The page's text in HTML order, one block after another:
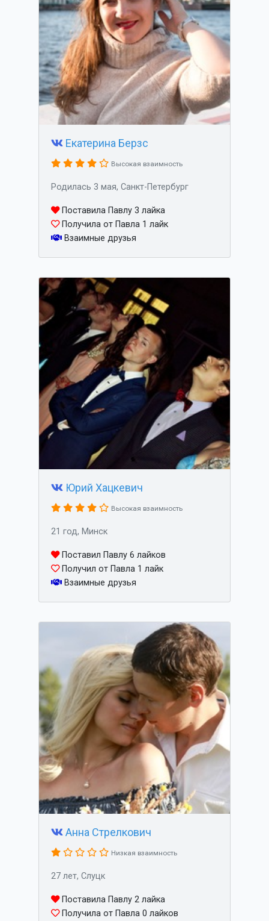
Екатерина Берзс
Высокая взаимность
Родилась 3 мая, Санкт-Петербург
Поставила Павлу 3 лайка
Получила от Павла 1 лайк
Взаимные друзья
Юрий Хацкевич
Высокая взаимность
21 год, Минск
Поставил Павлу 6 лайков
Получил от Павла 1 лайк
Взаимные друзья
Анна Стрелкович
Низкая взаимность
27 лет, Слуцк
Поставила Павлу 2 лайка
Получила от Павла 0 лайков